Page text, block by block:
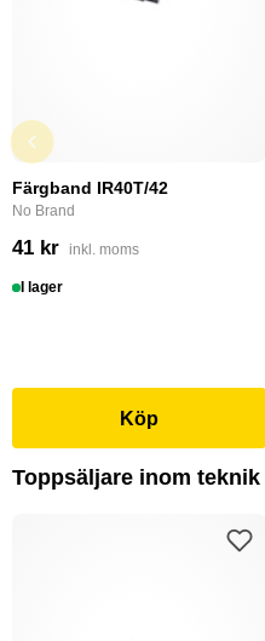
Färgband IR40T/42
No Brand
41 kr inkl. moms
I lager
Köp
Toppsäljare inom teknik